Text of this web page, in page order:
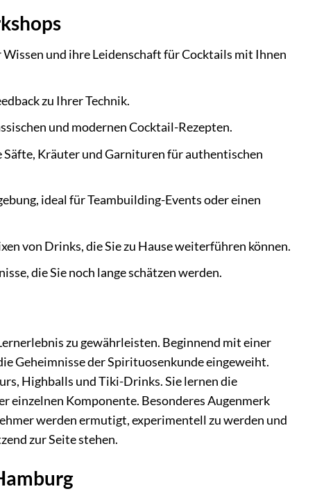
Wissen und ihre Leidenschaft für Cocktails mit Ihnen
zu Ihrer Technik.
und modernen Cocktail-Rezepten.
Kräuter und Garnituren für authentischen
ideal für Teambuilding-Events oder einen
von Drinks, die Sie zu Hause weiterführen können.
die Sie noch lange schätzen werden.
zu gewährleisten. Beginnend mit einer
Geheimnisse der Spirituosenkunde eingeweiht.
Highballs und Tiki-Drinks. Sie lernen die
einzelnen Komponente. Besonderes Augenmerk
werden ermutigt, experimentell zu werden und
zur Seite stehen.